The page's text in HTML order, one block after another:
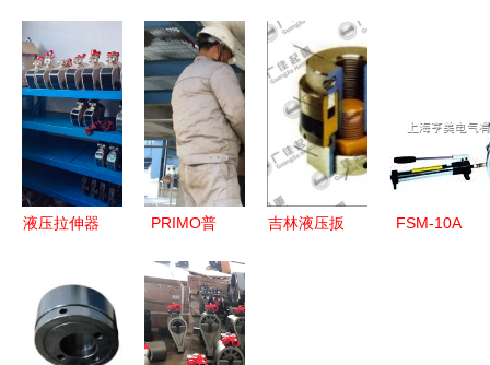
器 选择与
应用 – 多级
与双级技术
深度解析
【高清图
析】
梁液压机及
液压拉伸器
的技术解析
与应用
弯曲成型设
备 现代精
密加工的核
心力量
液压拉伸器
从发货看一
站式服务的
价值
PRIMO普
伸器助力石
化检修项目
稳步推进
吉林液压扳
FSM-10A